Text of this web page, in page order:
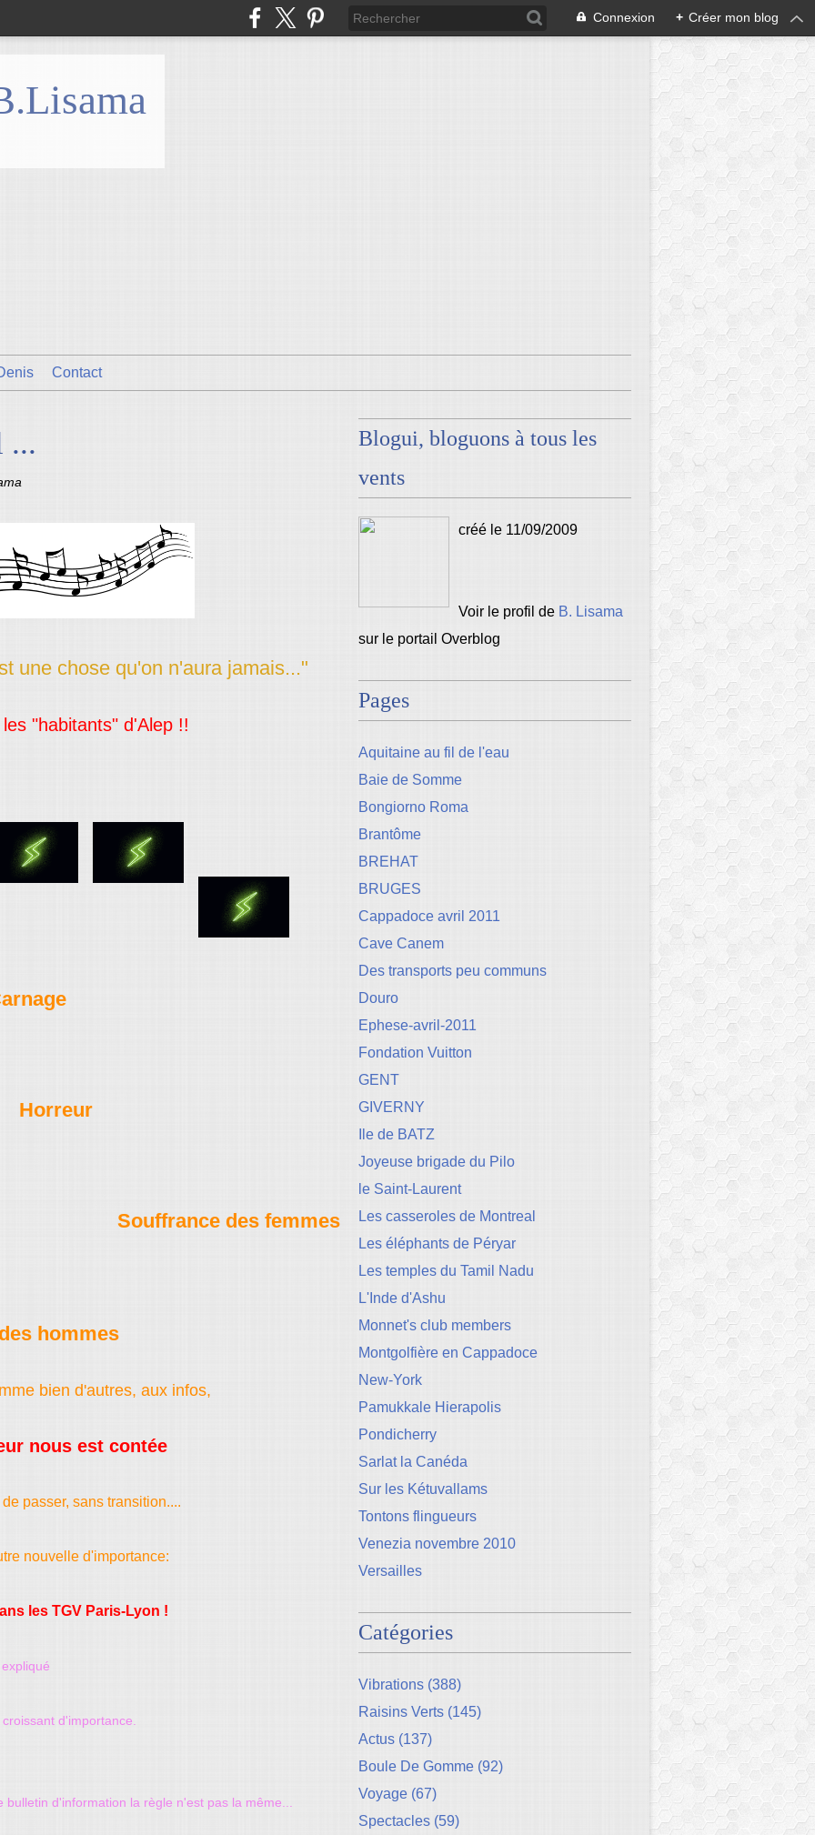
Connexion + Créer mon blog
Contact
...
une chose qu'on n'aura jamais..."
"habitants" d'Alep !!
Horreur
Souffrance des femmes
hommes
bien d'autres, aux infos,
nous est contée
passer, sans transition....
nouvelle d'importance:
les TGV Paris-Lyon !
d'importance.
d'information la règle n'est pas la même...
Blogui, bloguons à tous les
vents
créé le 11/09/2009
Voir le profil de B. Lisama
sur le portail Overblog
Pages
Aquitaine au fil de l'eau
Baie de Somme
Bongiorno Roma
Brantôme
BREHAT
BRUGES
Cappadoce avril 2011
Cave Canem
Des transports peu communs
Douro
Ephese-avril-2011
Fondation Vuitton
GENT
GIVERNY
Ile de BATZ
Joyeuse brigade du Pilo
le Saint-Laurent
Les casseroles de Montreal
Les éléphants de Péryar
Les temples du Tamil Nadu
L'Inde d'Ashu
Monnet's club members
Montgolfière en Cappadoce
New-York
Pamukkale Hierapolis
Pondicherry
Sarlat la Canéda
Sur les Kétuvallams
Tontons flingueurs
Venezia novembre 2010
Versailles
Catégories
Vibrations (388)
Raisins Verts (145)
Actus (137)
Boule De Gomme (92)
Voyage (67)
Spectacles (59)